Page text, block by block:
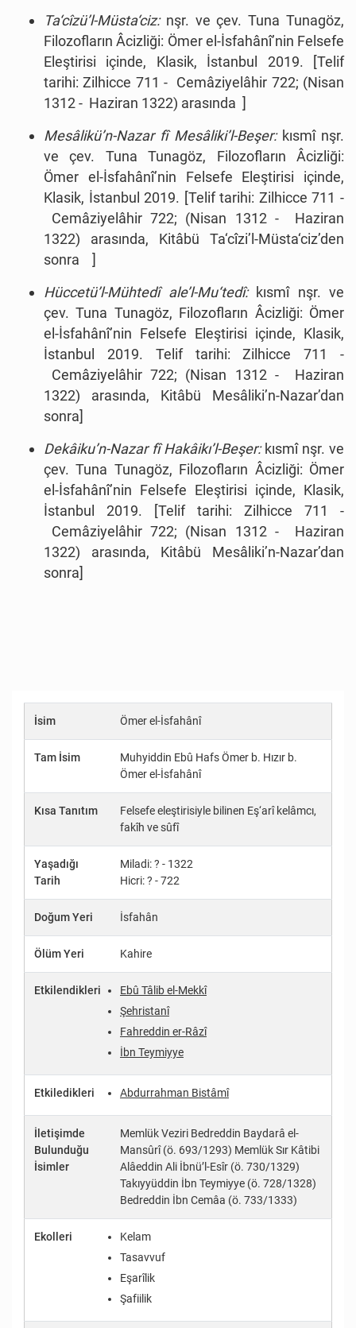
Ta‘cîzü’l-Müsta‘ciz:nşr. ve çev. Tuna Tunagöz,
Filozofların Âcizliği: Ömer el-İsfahânî’nin Felsefe
Eleştirisi içinde, Klasik, İstanbul 2019.
[Telif
tarihi: Zilhicce 711 - Cemâziyelâhir 722; (Nisan
1312 - Haziran 1322) arasında ]
Mesâlikü’n-Nazar fî Mesâliki’l-Beşer:kısmî nşr.
ve çev. Tuna Tunagöz, Filozofların Âcizliği:
Ömer el-İsfahânî’nin Felsefe Eleştirisi içinde,
Klasik, İstanbul 2019. [Telif tarihi: Zilhicce 711 -
Cemâziyelâhir 722; (Nisan 1312 - Haziran
1322) arasında, Kitâbü Ta‘cîzi’l-Müsta‘ciz’den
sonra ]
Hüccetü’l-Mühtedî ale’l-Mu‘tedî: kısmî nşr. ve
çev. Tuna Tunagöz, Filozofların Âcizliği: Ömer
el-İsfahânî’nin Felsefe Eleştirisi içinde, Klasik,
İstanbul 2019. Telif tarihi: Zilhicce 711 -
Cemâziyelâhir 722; (Nisan 1312 - Haziran
1322) arasında, Kitâbü Mesâliki’n-Nazar’dan
sonra]
Dekâiku’n-Nazar fî Hakâikı’l-Beşer: kısmî nşr. ve
çev. Tuna Tunagöz, Filozofların Âcizliği: Ömer
el-İsfahânî’nin Felsefe Eleştirisi içinde, Klasik,
İstanbul 2019.
[Telif tarihi: Zilhicce 711 -
Cemâziyelâhir 722; (Nisan 1312 - Haziran
1322) arasında, Kitâbü Mesâliki’n-Nazar’dan
sonra]
İsim Ömer el-İsfahânî
Tam İsim
Muhyiddin Ebû Hafs Ömer b. Hızır b.
Ömer el-İsfahânî
Kısa Tanıtım
Felsefe eleştirisiyle bilinen Eş‘arî kelâmcı,
fakîh ve sûfî
Yaşadığı
Tarih
Miladi: ? - 1322
Hicri: ? - 722
Doğum Yeri İsfahân
Ölüm Yeri Kahire
Etkilendikleri
Ebû Tâlib el-Mekkî
Şehristanî
Fahreddin er-Râzî
İbn Teymiyye
Etkiledikleri Abdurrahman Bistâmî
İletişimde
Bulunduğu
İsimler
Memlük Veziri Bedreddin Baydarâ el-
Mansûrî (ö. 693/1293) Memlük Sır Kâtibi
Alâeddin Ali İbnü’l-Esîr (ö. 730/1329)
Takıyyüddin İbn Teymiyye (ö. 728/1328)
Bedreddin İbn Cemâa (ö. 733/1333)
Ekolleri
Kelam
Tasavvuf
Eşarîlik
Şafiilik